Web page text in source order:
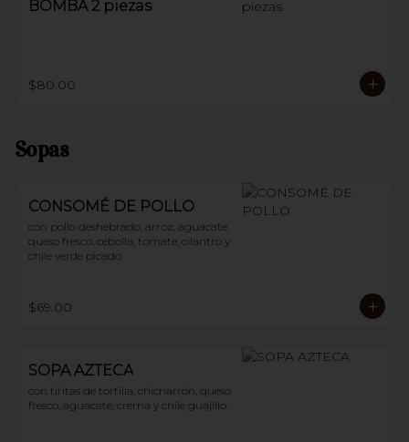
BOMBA 2 piezas
$80.00
Sopas
CONSOMÉ DE POLLO
con pollo deshebrado, arroz, aguacate,
queso fresco, cebolla, tomate, cilantro y
chile verde picado
$69.00
SOPA AZTECA
con tiritas de tortilla, chicharrón, queso
fresco, aguacate, crema y chile guajillo.